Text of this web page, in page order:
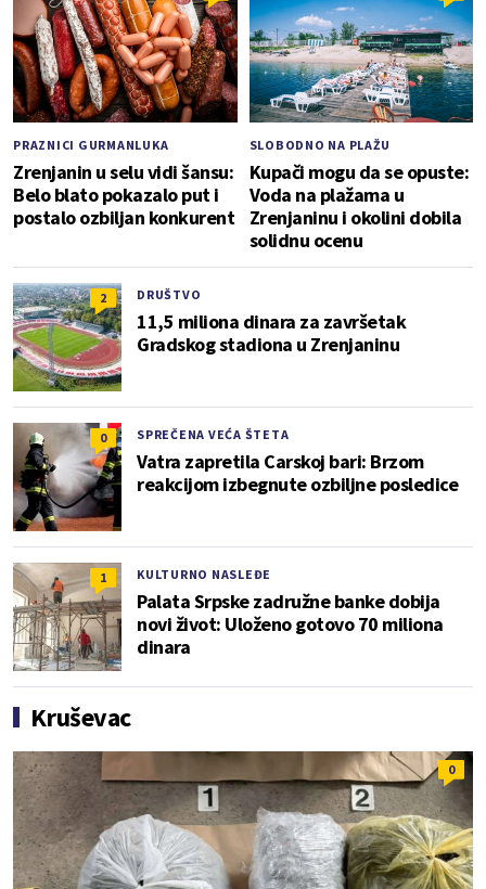
PRAZNICI GURMANLUKA
Zrenjanin u selu vidi šansu:
Belo blato pokazalo put i
postalo ozbiljan konkurent
SLOBODNO NA PLAŽU
Kupači mogu da se opuste:
Voda na plažama u
Zrenjaninu i okolini dobila
solidnu ocenu
2 DRUŠTVO
11,5 miliona dinara za završetak
Gradskog stadiona u Zrenjaninu
0 SPREČENA VEĆA ŠTETA
Vatra zapretila Carskoj bari: Brzom
reakcijom izbegnute ozbiljne posledice
1 KULTURNO NASLEĐE
Palata Srpske zadružne banke dobija
novi život: Uloženo gotovo 70 miliona
dinara
Kruševac
0